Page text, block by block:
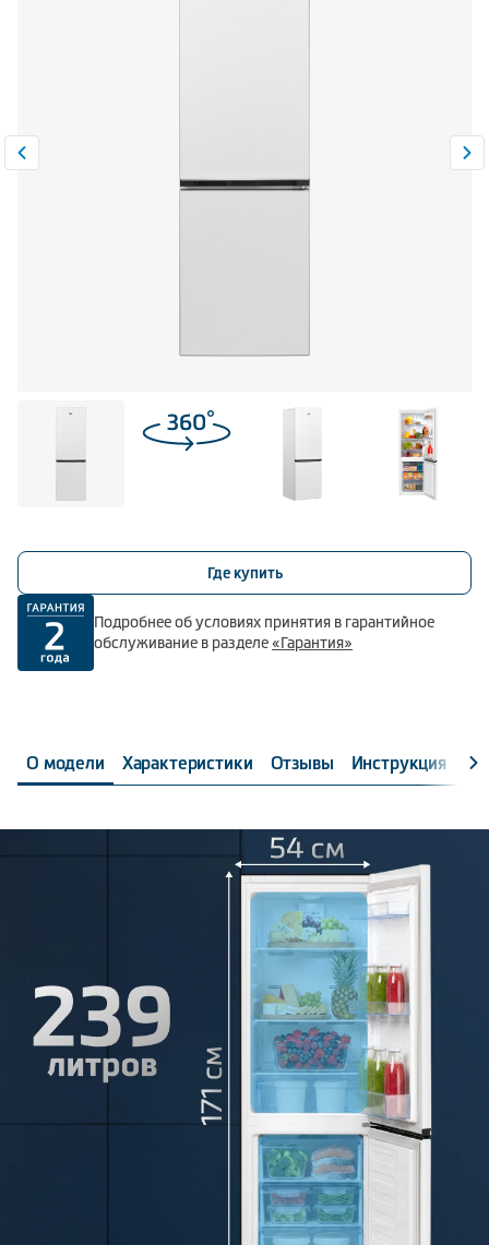
Где купить
Подробнее об условиях принятия в гарантийное
обслуживание в разделе«Гарантия»
О модели Характеристики Отзывы Инструкция